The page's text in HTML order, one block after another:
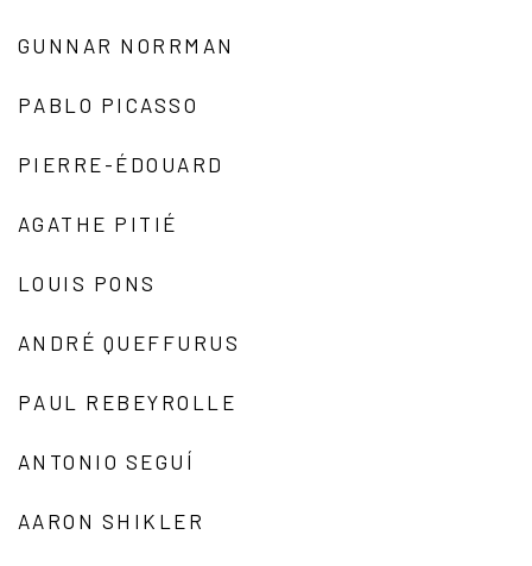
GUNNAR NORRMAN
PABLO PICASSO
PIERRE-ÉDOUARD
AGATHE PITIÉ
LOUIS PONS
ANDRÉ QUEFFURUS
PAUL REBEYROLLE
ANTONIO SEGUÍ
AARON SHIKLER